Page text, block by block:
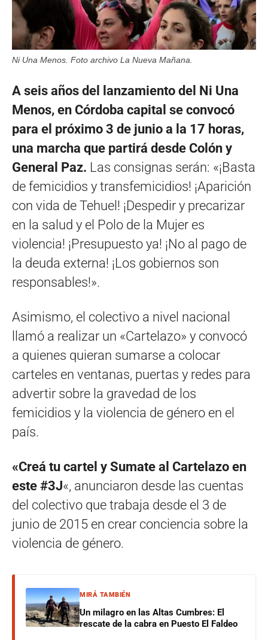
Ni Una Menos. Foto archivo La Nueva Mañana.
A seis años del lanzamiento del Ni Una
Menos, en Córdoba capital se convocó
para el próximo 3 de junio a la 17 horas,
una marcha que partirá desde Colón y
General Paz. Las consignas serán: «¡Basta
de femicidios y transfemicidios! ¡Aparición
con vida de Tehuel! ¡Despedir y precarizar
en la salud y el Polo de la Mujer es
violencia! ¡Presupuesto ya! ¡No al pago de
la deuda externa! ¡Los gobiernos son
responsables!».
Asimismo, el colectivo a nivel nacional
llamó a realizar un «Cartelazo» y convocó
a quienes quieran sumarse a colocar
carteles en ventanas, puertas y redes para
advertir sobre la gravedad de los
femicidios y la violencia de género en el
país.
«Creá tu cartel y Sumate al Cartelazo en
este #3J«, anunciaron desde las cuentas
del colectivo que trabaja desde el 3 de
junio de 2015 en crear conciencia sobre la
violencia de género.
MIRÁ TAMBIÉN
Un milagro en las Altas Cumbres: El
rescate de la cabra en Puesto El Faldeo